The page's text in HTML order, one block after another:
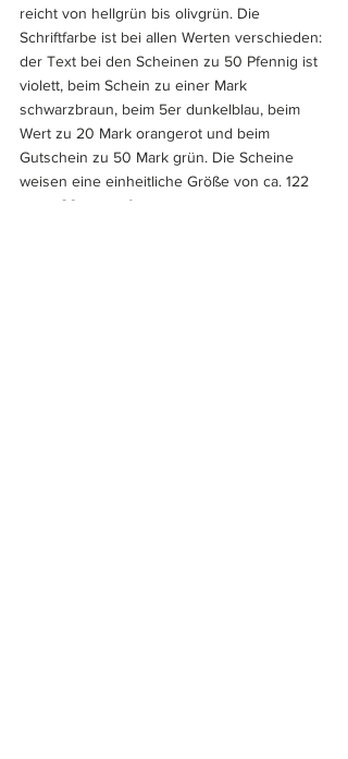
reicht von hellgrün bis olivgrün. Die
Schriftfarbe ist bei allen Werten verschieden:
der Text bei den Scheinen zu 50 Pfennig ist
violett, beim Schein zu einer Mark
schwarzbraun, beim 5er dunkelblau, beim
Wert zu 20 Mark orangerot und beim
Gutschein zu 50 Mark grün. Die Scheine
weisen eine einheitliche Größe von ca. 122
mm x 80 mm auf.